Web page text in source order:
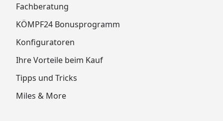
Fachberatung
KÖMPF24 Bonusprogramm
Konfiguratoren
Ihre Vorteile beim Kauf
Tipps und Tricks
Miles & More